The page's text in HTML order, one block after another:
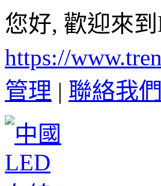
您好, 歡迎來
https://
管理 | 聯絡我們